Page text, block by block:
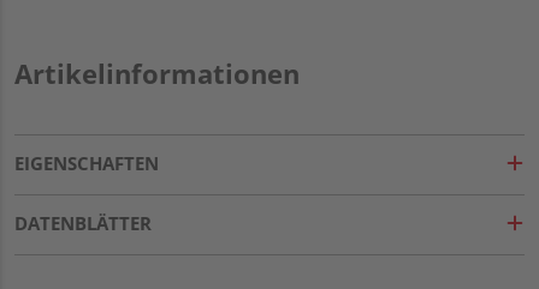
Artikelinformationen
EIGENSCHAFTEN
DATENBLÄTTER